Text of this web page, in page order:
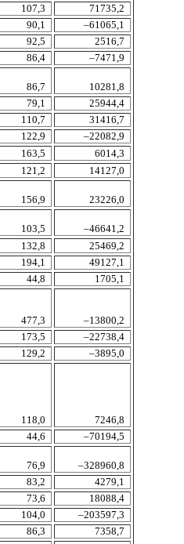
107,3
71735,2
90,1
–61065,1
92,5
2516,7
86,4
–7471,9
86,7
10281,8
79,1
25944,4
110,7
31416,7
122,9
–22082,9
163,5
6014,3
121,2
14127,0
156,9
23226,0
103,5
–46641,2
132,8
25469,2
194,1
49127,1
44,8
1705,1
477,3
–13800,2
173,5
–22738,4
129,2
–3895,0
118,0
7246,8
44,6
–70194,5
76,9
–328960,8
83,2
4279,1
73,6
18088,4
104,0
–203597,3
86,3
7358,7